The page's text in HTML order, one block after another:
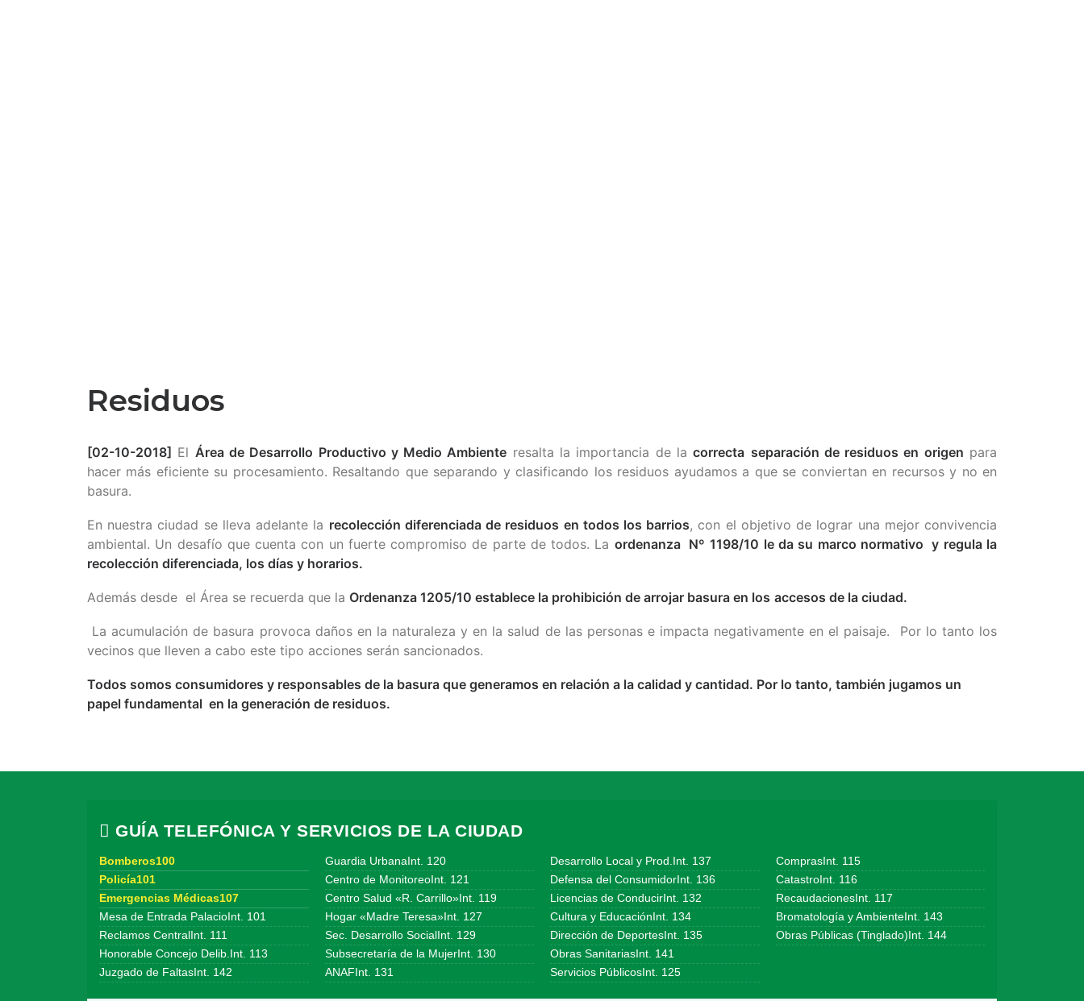
Residuos
[02-10-2018] El Área de Desarrollo Productivo y Medio Ambiente resalta la importancia de lacorrecta separación de residuos en origen para
hacer más eficiente su procesamiento. Resaltando que separando y clasificando los residuos ayudamos a que se conviertan en recursos y no en
basura.
En nuestra ciudad se lleva adelante la recolección diferenciada de residuos en todos los barrios, con el objetivo de lograr una mejor convivencia
ambiental. Un desafío que cuenta con un fuerte compromiso de parte de todos. La ordenanza Nº 1198/10 le da su marco normativo y regula la
recolección diferenciada, los días y horarios.
Además desde el Área se recuerda que la Ordenanza 1205/10 establece la prohibición de arrojar basura en los accesos de la ciudad.
La acumulación de basura provoca daños en la naturaleza y en la salud de las personas e impacta negativamente en el paisaje. Por lo tanto los
vecinos que lleven a cabo este tipo acciones serán sancionados.
Todos somos consumidores y responsables de la basura que generamos en relación a la calidad y cantidad. Por lo tanto, también jugamos un
papel fundamental en la generación de residuos.
GUÍA TELEFÓNICA Y SERVICIOS DE LA CIUDAD
Bomberos100
Policía101
Emergencias Médicas107
Mesa de Entrada PalacioInt. 101
Reclamos CentralInt. 111
Honorable Concejo Delib.Int. 113
Juzgado de FaltasInt. 142
Guardia UrbanaInt. 120
Centro de MonitoreoInt. 121
Centro Salud «R. Carrillo»Int. 119
Hogar «Madre Teresa»Int. 127
Sec. Desarrollo SocialInt. 129
Subsecretaría de la MujerInt. 130
ANAFInt. 131
Desarrollo Local y Prod.Int. 137
Defensa del ConsumidorInt. 136
Licencias de ConducirInt. 132
Cultura y EducaciónInt. 134
Dirección de DeportesInt. 135
Obras SanitariasInt. 141
Servicios PúblicosInt. 125
ComprasInt. 115
CatastroInt. 116
RecaudacionesInt. 117
Bromatología y AmbienteInt. 143
Obras Públicas (Tinglado)Int. 144